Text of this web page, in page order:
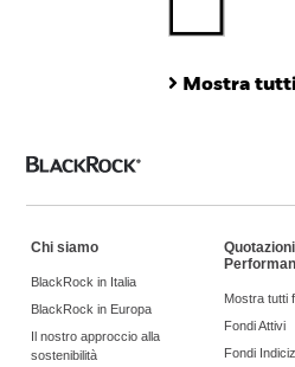
Il
devono
devono
normativi
Mostra
Chi siamo
BlackRock in Italia
BlackRock in Europa
Il nostro approccio alla
sostenibilità
Mostra tutti
Fondi Attivi
Fondi